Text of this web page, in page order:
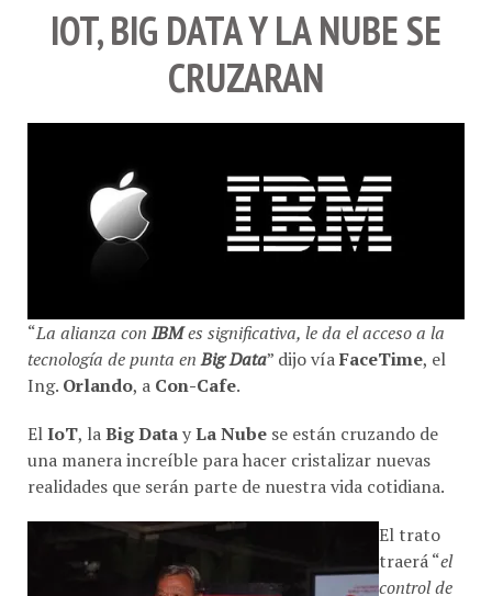
IOT, BIG DATA Y LA NUBE SE
CRUZARAN
“La alianza con IBMes significativa, le da el acceso a la
tecnología de punta enBig Data” dijo víaFaceTime, el
Ing. Orlando, a Con-Cafe.
ElIoT, laBig DatayLa Nube se están cruzando de
una manera increíble para hacer cristalizar nuevas
realidades que serán parte de nuestra vida cotidiana.
El trato
traerá “el
control de